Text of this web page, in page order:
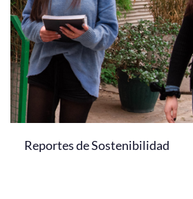
Reportes de Sostenibilidad